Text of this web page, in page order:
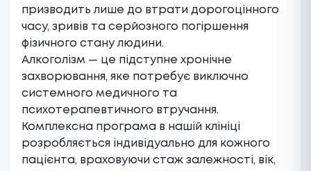
призводить лише до втрати дорогоцінного
часу, зривів та серйозного погіршення
фізичного стану людини.
Алкоголізм — це підступне хронічне
захворювання, яке потребує виключно
системного медичного та
психотерапевтичного втручання.
Комплексна програма в нашій клініці
розробляється індивідуально для кожного
пацієнта, враховуючи стаж залежності, вік,